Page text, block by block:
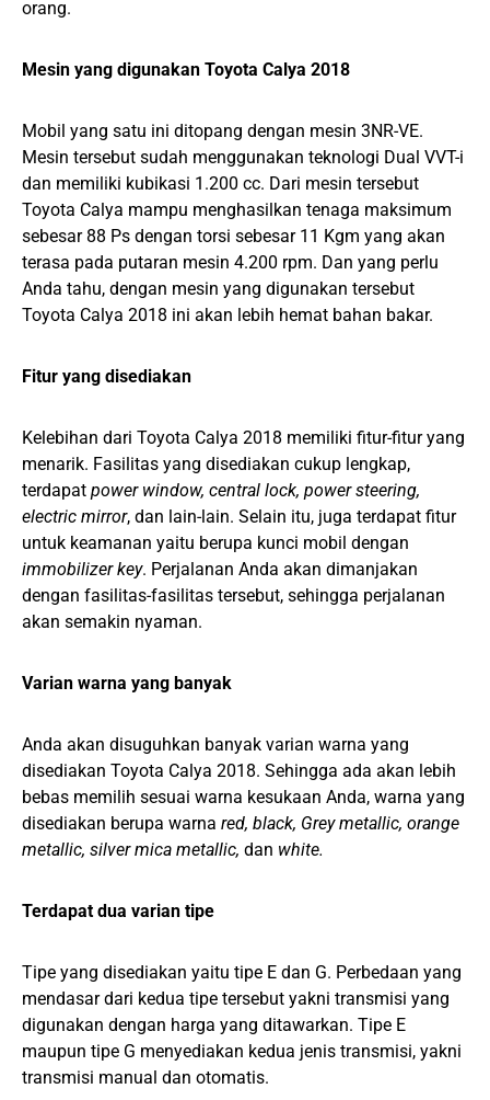
orang.
Mesin yang digunakan Toyota Calya 2018
Mobil yang satu ini ditopang dengan mesin 3NR-VE.
Mesin tersebut sudah menggunakan teknologi Dual VVT-i
dan memiliki kubikasi 1.200 cc. Dari mesin tersebut
Toyota Calya mampu menghasilkan tenaga maksimum
sebesar 88 Ps dengan torsi sebesar11 Kgm yang akan
terasa pada putaran mesin 4.200 rpm. Dan yang perlu
Anda tahu, dengan mesin yang digunakan tersebut
Toyota Calya 2018 ini akan lebih hemat bahan bakar.
Fitur yang disediakan
Kelebihan dari Toyota Calya 2018 memiliki fitur-fitur yang
menarik. Fasilitas yang disediakan cukup lengkap,
terdapat power window, central lock, power steering,
electric mirror, dan lain-lain. Selain itu, juga terdapat fitur
untuk keamanan yaitu berupa kunci mobil dengan
immobilizer key. Perjalanan Anda akan dimanjakan
dengan fasilitas-fasilitas tersebut, sehingga perjalanan
akan semakin nyaman.
Varian warna yang banyak
Anda akan disuguhkan banyak varian warna yang
disediakan Toyota Calya 2018. Sehingga ada akan lebih
bebas memilih sesuai warna kesukaan Anda, warna yang
disediakan berupa warna red, black, Grey metallic, orange
metallic, silver mica metallic, dan white.
Terdapat dua varian tipe
Tipe yang disediakan yaitu tipe E dan G. Perbedaan yang
mendasar dari kedua tipe tersebut yakni transmisi yang
digunakan dengan harga yang ditawarkan. Tipe E
maupun tipe G menyediakan kedua jenis transmisi, yakni
transmisi manual dan otomatis.